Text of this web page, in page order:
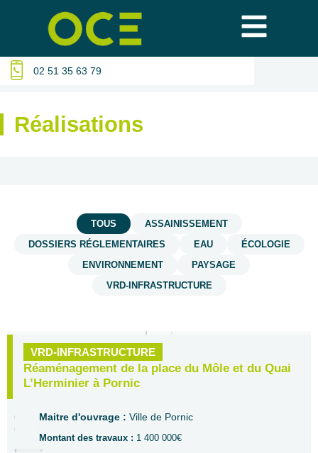
02 51 35 63 79
Réalisations
TOUS
ASSAINISSEMENT
DOSSIERS RÉGLEMENTAIRES
EAU
ÉCOLOGIE
ENVIRONNEMENT
PAYSAGE
VRD-INFRASTRUCTURE
VRD-INFRASTRUCTURE
Réaménagement de la place du Môle et du Quai
L’Herminier à Pornic
Maitre d'ouvrage : Ville de Pornic
Montant des travaux : 1 400 000€